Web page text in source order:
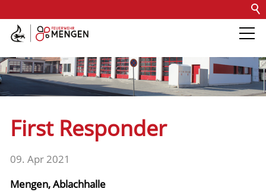
Kontakt Impressum
Barrierefreiheit
Die Feuerwehr
Fachdienste
Fahrzeuge
First Responder
09. Apr 2021
Mengen, Ablachhalle